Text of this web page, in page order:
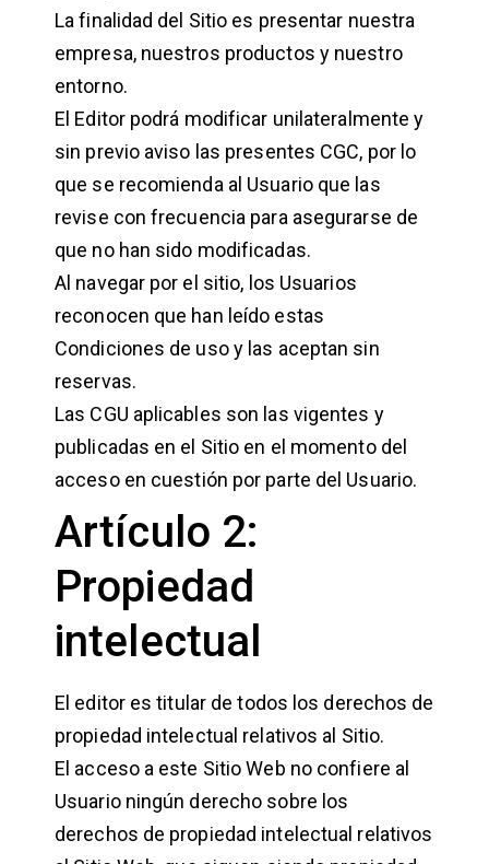
La finalidad del Sitio es presentar nuestra
empresa, nuestros productos y nuestro
entorno.
El Editor podrá modificar unilateralmente y
sin previo aviso las presentes CGC, por lo
que se recomienda al Usuario que las
revise con frecuencia para asegurarse de
que no han sido modificadas.
Al navegar por el sitio, los Usuarios
reconocen que han leído estas
Condiciones de uso y las aceptan sin
reservas.
Las CGU aplicables son las vigentes y
publicadas en el Sitio en el momento del
acceso en cuestión por parte del Usuario.
Artículo 2:
Propiedad
intelectual
El editor es titular de todos los derechos de
propiedad intelectual relativos al Sitio.
El acceso a este Sitio Web no confiere al
Usuario ningún derecho sobre los
derechos de propiedad intelectual relativos